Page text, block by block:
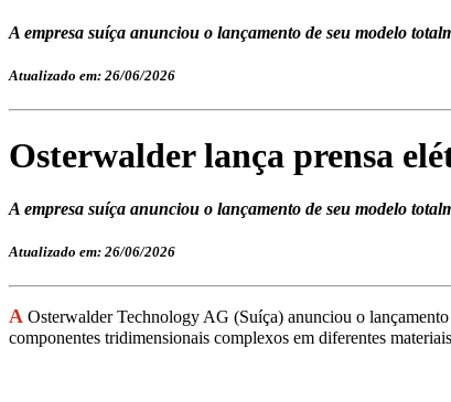
A empresa suíça anunciou o lançamento de seu modelo
Atualizado em: 26/06/2026
Osterwalder lança prensa
A empresa suíça anunciou o lançamento de seu modelo
Atualizado em: 26/06/2026
A Osterwalder Technology AG (Suíça) anunciou o
componentes tridimensionais complexos em diferentes